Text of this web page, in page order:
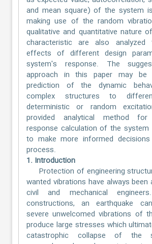
and mean square) of the system
making use of the random
qualitative and quantitative nature
characteristic are also
effects of different design
system's response. The
approach in this paper may be
prediction of the dynamic
complex structures to
deterministic or random
provided analytical method
response calculation of the system
to make more informed
process.
1. Introduction
Protection of engineering
wanted vibrations have always
civil and mechanical
constructions, an earthquake
severe unwelcomed vibrations of
produce large stresses which
catastrophic collapse of the